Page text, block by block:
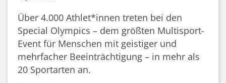
Über 4.000 Athlet*innen treten bei den
Special Olympics – dem größten Multisport-
Event für Menschen mit geistiger und
mehrfacher Beeinträchtigung – in mehr als
20 Sportarten an.